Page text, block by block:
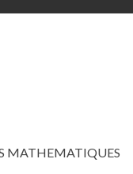
MATHEMATIQUES